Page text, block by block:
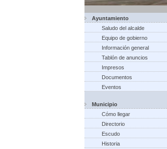
Ayuntamiento
Saludo del alcalde
Equipo de gobierno
Información general
Tablón de anuncios
Impresos
Documentos
Eventos
Municipio
Cómo llegar
Directorio
Escudo
Historia